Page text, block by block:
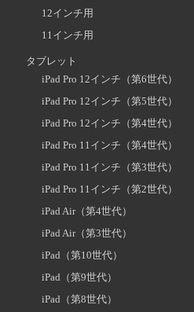
12インチ用
11インチ用
タブレット
iPad Pro 12インチ（第6世代）
iPad Pro 12インチ（第5世代）
iPad Pro 12インチ（第4世代）
iPad Pro 11インチ（第4世代）
iPad Pro 11インチ（第3世代）
iPad Pro 11インチ（第2世代）
iPad Air（第4世代）
iPad Air（第3世代）
iPad（第10世代）
iPad（第9世代）
iPad（第8世代）